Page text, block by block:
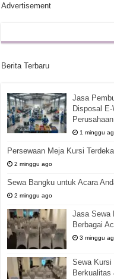
Advertisement
Berita Terbaru
Jasa
Disposal
Perusahaan
1 minggu
Persewaan Meja Kursi
2 minggu ago
Sewa Bangku untuk Acara
2 minggu ago
Jasa Sewa
Berbagai
3 minggu
Sewa Kursi
Berkualitas